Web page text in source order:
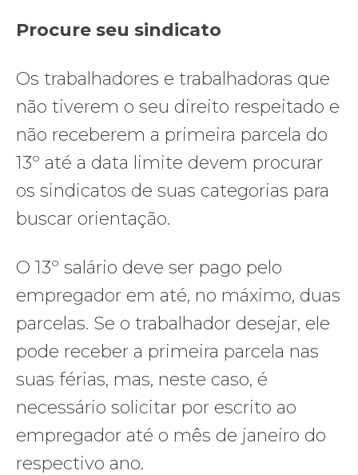
Procure seu sindicato
Os trabalhadores e trabalhadoras que
não tiverem o seu direito respeitado e
não receberem a primeira parcela do
13º até a data limite devem procurar
os sindicatos de suas categorias para
buscar orientação.
O 13º salário deve ser pago pelo
empregador em até, no máximo, duas
parcelas. Se o trabalhador desejar, ele
pode receber a primeira parcela nas
suas férias, mas, neste caso, é
necessário solicitar por escrito ao
empregador até o mês de janeiro do
respectivo ano.